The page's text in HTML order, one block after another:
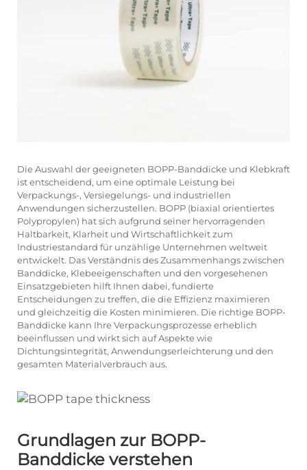
Die Auswahl der geeigneten BOPP-Banddicke und Klebkraft
ist entscheidend, um eine optimale Leistung bei
Verpackungs-, Versiegelungs- und industriellen
Anwendungen sicherzustellen. BOPP (biaxial orientiertes
Polypropylen) hat sich aufgrund seiner hervorragenden
Haltbarkeit, Klarheit und Wirtschaftlichkeit zum
Industriestandard für unzählige Unternehmen weltweit
entwickelt. Das Verständnis des Zusammenhangs zwischen
Banddicke, Klebeeigenschaften und den vorgesehenen
Einsatzgebieten hilft Ihnen dabei, fundierte
Entscheidungen zu treffen, die die Effizienz maximieren
und gleichzeitig die Kosten minimieren. Die richtige BOPP-
Banddicke kann Ihre Verpackungsprozesse erheblich
beeinflussen und wirkt sich auf Aspekte wie
Dichtungsintegrität, Anwendungserleichterung und den
gesamten Materialverbrauch aus.
Grundlagen zur BOPP-
Banddicke verstehen